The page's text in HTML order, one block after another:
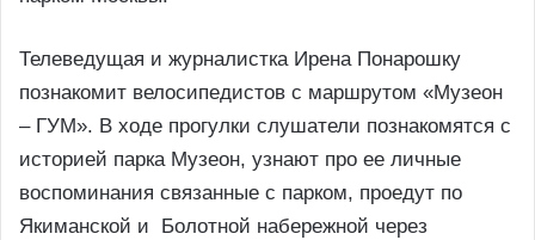
Телеведущая и журналистка Ирена Понарошку
познакомит велосипедистов с маршрутом «Музеон
– ГУМ». В ходе прогулки слушатели познакомятся с
историей парка Музеон, узнают про ее личные
воспоминания связанные с парком, проедут по
Якиманской и Болотной набережной через